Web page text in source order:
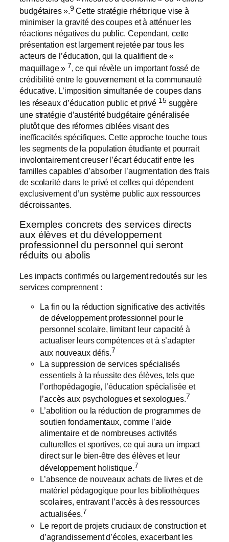
budgétaires ».9Cette stratégie rhétorique vise à
minimiser la gravité des coupes et à atténuer les
réactions négatives du public. Cependant, cette
présentation est largement rejetée par tous les
acteurs de l’éducation, qui la qualifient de «
maquillage » 7, ce qui révèle un important fossé de
crédibilité entre le gouvernement et la communauté
éducative. L’imposition simultanée de coupes dans
les réseaux d’éducation public et privé 15suggère
une stratégie d’austérité budgétaire généralisée
plutôt que des réformes ciblées visant des
inefficacités spécifiques. Cette approche touche tous
les segments de la population étudiante et pourrait
involontairement creuser l’écart éducatif entre les
familles capables d’absorber l’augmentation des frais
de scolarité dans le privé et celles qui dépendent
exclusivement d’un système public aux ressources
décroissantes.
Exemples concrets des services directs
aux élèves et du développement
professionnel du personnel qui seront
réduits ou abolis
Les impacts confirmés ou largement redoutés sur les
services comprennent :
La fin ou la réduction significative des activités
de développement professionnel pour le
personnel scolaire, limitant leur capacité à
actualiser leurs compétences et à s’adapter
aux nouveaux défis.7
La suppression de services spécialisés
essentiels à la réussite des élèves, tels que
l’orthopédagogie, l’éducation spécialisée et
l’accès aux psychologues et sexologues.7
L’abolition ou la réduction de programmes de
soutien fondamentaux, comme l’aide
alimentaire et de nombreuses activités
culturelles et sportives, ce qui aura un impact
direct sur le bien-être des élèves et leur
développement holistique.7
L’absence de nouveaux achats de livres et de
matériel pédagogique pour les bibliothèques
scolaires, entravant l’accès à des ressources
actualisées.7
Le report de projets cruciaux de construction et
d’agrandissement d’écoles, exacerbant les